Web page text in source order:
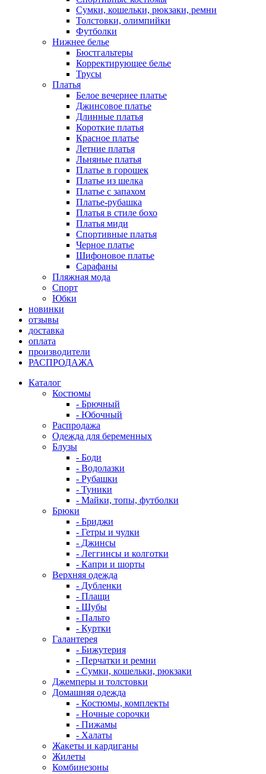
Сумки, кошельки, рюкзаки, ремни
Толстовки, олимпийки
Футболки
Нижнее белье
Бюстгальтеры
Корректирующее белье
Трусы
Платья
Белое вечернее платье
Джинсовое платье
Длинные платья
Короткие платья
Красное платье
Летние платья
Льняные платья
Платье в горошек
Платье из шелка
Платье с запахом
Платье-рубашка
Платья в стиле бохо
Платья миди
Спортивные платья
Черное платье
Шифоновое платье
Сарафаны
Пляжная мода
Спорт
Юбки
новинки
отзывы
доставка
оплата
производители
РАСПРОДАЖА
Каталог
Костюмы
- Брючный
- Юбочный
Распродажа
Одежда для беременных
Блузы
- Боди
- Водолазки
- Рубашки
- Туники
- Майки, топы, футболки
Брюки
- Бриджи
- Гетры и чулки
- Джинсы
- Леггинсы и колготки
- Капри и шорты
Верхняя одежда
- Дубленки
- Плащи
- Шубы
- Пальто
- Куртки
Галантерея
- Бижутерия
- Перчатки и ремни
- Сумки, кошельки, рюкзаки
Джемперы и толстовки
Домашняя одежда
- Костюмы, комплекты
- Ночные сорочки
- Пижамы
- Халаты
Жакеты и кардиганы
Жилеты
Комбинезоны